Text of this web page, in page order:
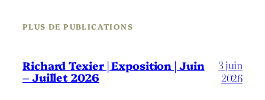
PLUS DE PUBLICATIONS
Richard Texier | Exposition | Juin
– Juillet 2026
3 juin
2026